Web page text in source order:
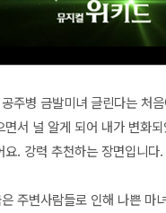
주병 금발미녀 글린다는 처
서 널 알게 되어 내가 변화
요. 강력 추천하는 장면입니다
주변사람들로 인해 나쁜